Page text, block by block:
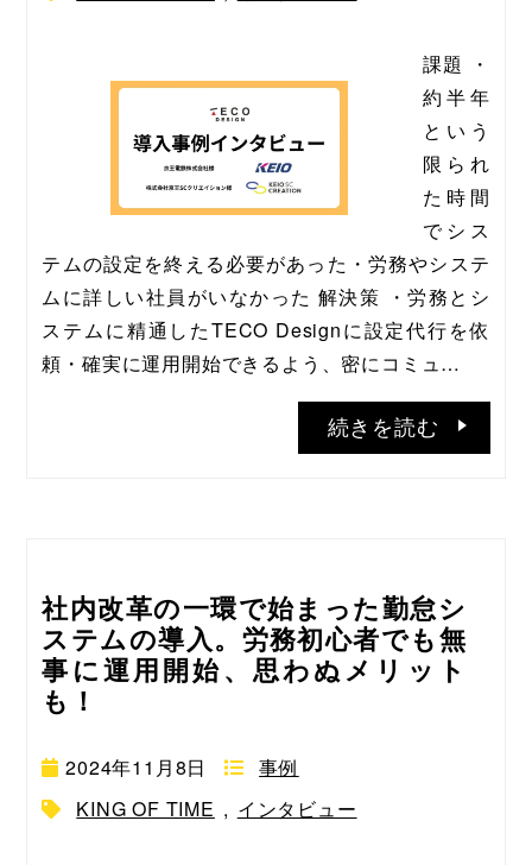
課題 ・
約半年
という
限られ
た時間
でシス
テムの設定を終える必要があった・労務やシステ
ムに詳しい社員がいなかった 解決策 ・労務とシ
ステムに精通したTECO Designに設定代行を依
頼・確実に運用開始できるよう、密にコミュ…
続きを読む
社内改革の一環で始まった勤怠シ
ステムの導入。労務初心者でも無
事に運用開始、思わぬメリット
も！
2024年11月8日
事例
KING OF TIME , インタビュー